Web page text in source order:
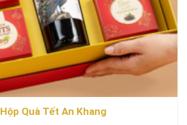
Hộp Quà Tết An Khang